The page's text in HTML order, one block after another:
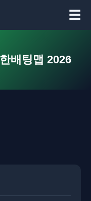
☰
배팅맵 2026